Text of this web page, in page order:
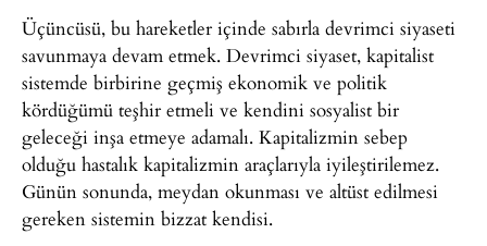
Üçüncüsü, bu hareketler içinde sabırla devrimci siyaseti
savunmaya devam etmek. Devrimci siyaset, kapitalist
sistemde birbirine geçmiş ekonomik ve politik
kördüğümü teşhir etmeli ve kendini sosyalist bir
geleceği inşa etmeye adamalı. Kapitalizmin sebep
olduğu hastalık kapitalizmin araçlarıyla iyileştirilemez.
Günün sonunda, meydan okunması ve altüst edilmesi
gereken sistemin bizzat kendisi.